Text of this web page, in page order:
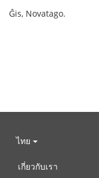
Ĝis, Novatago.
ไทย
เกี่ยวกับเรา